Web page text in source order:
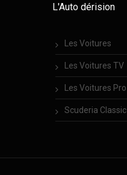
L'Auto dérision
Les Voitures
Les Voitures TV
Les Voitures Pro
Scuderia Classic